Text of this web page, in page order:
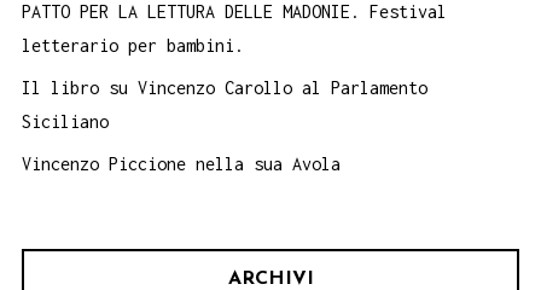
PATTO PER LA LETTURA DELLE MADONIE. Festival
letterario per bambini.
Il libro su Vincenzo Carollo al Parlamento
Siciliano
Vincenzo Piccione nella sua Avola
ARCHIVI